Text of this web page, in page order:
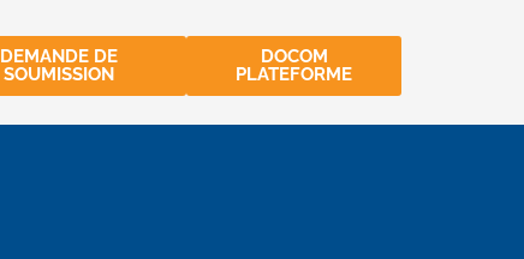
DEMANDE DE
SOUMISSION
DOCOM
PLATEFORME